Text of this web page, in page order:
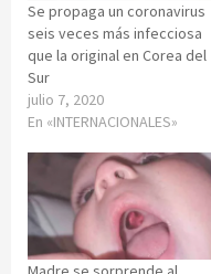
Se propaga un coronavirus
seis veces más infecciosa
que la original en Corea del
Sur
julio 7, 2020
En «INTERNACIONALES»